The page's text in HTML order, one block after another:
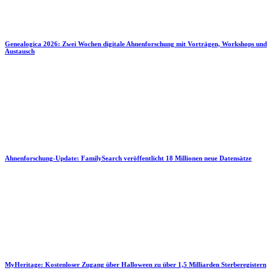
Genealogica 2026: Zwei Wochen digitale Ahnenforschung mit Vorträgen, Workshops und
Austausch
Ahnenforschung-Update: FamilySearch veröffentlicht 18 Millionen neue Datensätze
MyHeritage: Kostenloser Zugang über Halloween zu über 1,5 Milliarden Sterberegistern